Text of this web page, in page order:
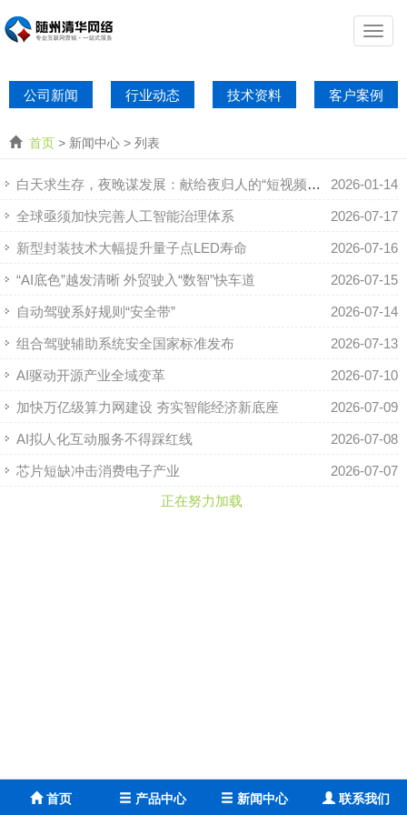
公司新闻 行业动态 技术资料 客户案例
首页 > 新闻中心 > 列表
2026-01-14
白天求生存，夜晚谋发展：献给夜归人的“短视频直播+AI”副业加速课
2026-07-17
全球亟须加快完善人工智能治理体系
2026-07-16
新型封装技术大幅提升量子点LED寿命
2026-07-15
“AI底色”越发清晰 外贸驶入“数智”快车道
2026-07-14
自动驾驶系好规则“安全带”
2026-07-13
组合驾驶辅助系统安全国家标准发布
2026-07-10
AI驱动开源产业全域变革
2026-07-09
加快万亿级算力网建设 夯实智能经济新底座
2026-07-08
AI拟人化互动服务不得踩红线
2026-07-07
芯片短缺冲击消费电子产业
正在努力加载
首页 产品中心 新闻中心 联系我们